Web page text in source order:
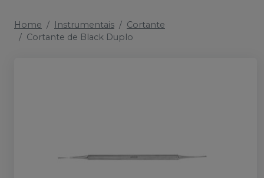
Home Instrumentais
Cortante
Cortante de Black Duplo